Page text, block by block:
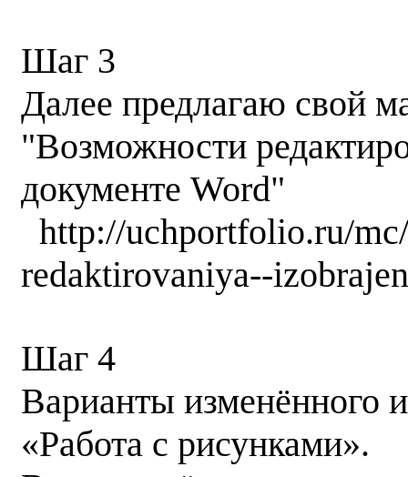
Шаг 3
Далее предлагаю свой
"Возможности
документе Word"
http://uchportfolio.ru/
redaktirovaniya--
Шаг 4
Варианты изменённого
«Работа с рисунками».